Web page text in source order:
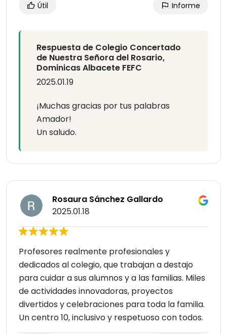
Útil Informe
Respuesta de Colegio Concertado
de Nuestra Señora del Rosario,
Dominicas Albacete FEFC
2025.01.19
¡Muchas gracias por tus palabras
Amador!
Un saludo.
Rosaura Sánchez Gallardo
2025.01.18
Profesores realmente profesionales y
dedicados al colegio, que trabajan a destajo
para cuidar a sus alumnos y a las familias. Miles
de actividades innovadoras, proyectos
divertidos y celebraciones para toda la familia.
Un centro 10, inclusivo y respetuoso con todos.